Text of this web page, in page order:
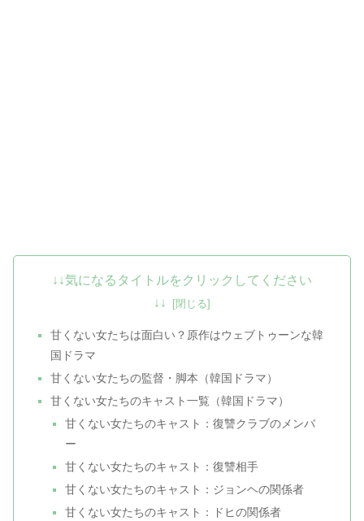
↓↓気になるタイトルをクリックしてください
↓↓
甘くない女たちは面白い？原作はウェブトゥーンな韓
国ドラマ
甘くない女たちの監督・脚本（韓国ドラマ）
甘くない女たちのキャスト一覧（韓国ドラマ）
甘くない女たちのキャスト：復讐クラブのメンバ
ー
甘くない女たちのキャスト：復讐相手
甘くない女たちのキャスト：ジョンヘの関係者
甘くない女たちのキャスト：ドヒの関係者